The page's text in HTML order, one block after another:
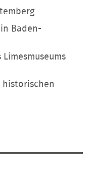
Baden-
historischen